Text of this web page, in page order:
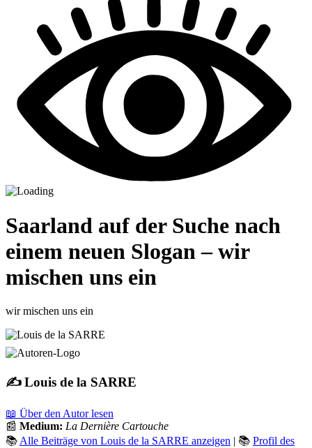
Saarland auf der Suche nach
einem neuen Slogan – wir
mischen uns ein
wir mischen uns ein
✍️ Louis de la SARRE
📖 Über den Autor lesen
📰 Medium: La Dernière Cartouche
📚 Alle Beiträge von Louis de la SARRE anzeigen | 📚 Profil des